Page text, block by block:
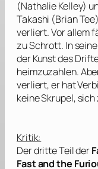
(Nathalie Kelley)
Takashi (Brian Tee
verliert. Vor allem
zu Schrott. In
der Kunst des
heimzuzahlen.
verliert, er hat
keine Skrupel,
Kritik:
Der dritte Teil der
Fast and the